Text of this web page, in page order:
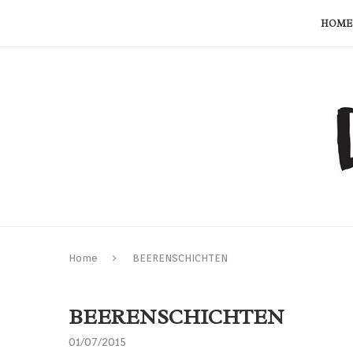
HOME
Home BEERENSCHICHTEN
BEERENSCHICHTEN
01/07/2015